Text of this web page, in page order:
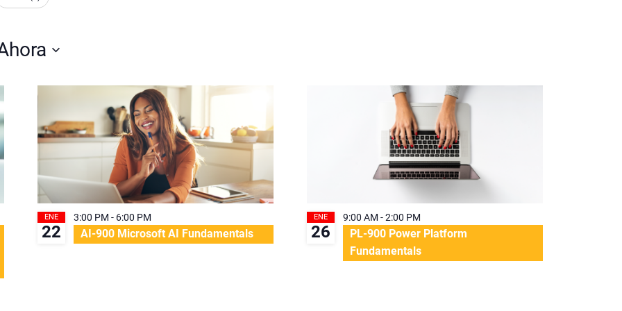
Eventos
Location.
ENE
22
3:00 PM - 6:00 PM
AI-900 Microsoft AI Fundamentals
ENE
26
9:00 AM -2:00 PM
PL-900 Power Platform
Fundamentals